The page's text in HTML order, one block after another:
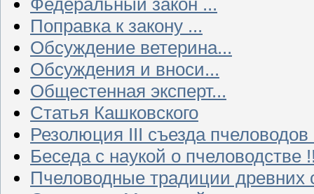
Поправка к закону ...
Обсуждение ветерина...
Обсуждения и вноси...
Общестенная эксперт...
Статья Кашковского
Резолюция III съезда
Беседа с наукой о пчеловодстве
Пчеловодные традиции древних